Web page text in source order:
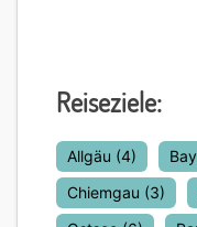
Reiseziele:
Allgäu (4)
Chiemgau (3)